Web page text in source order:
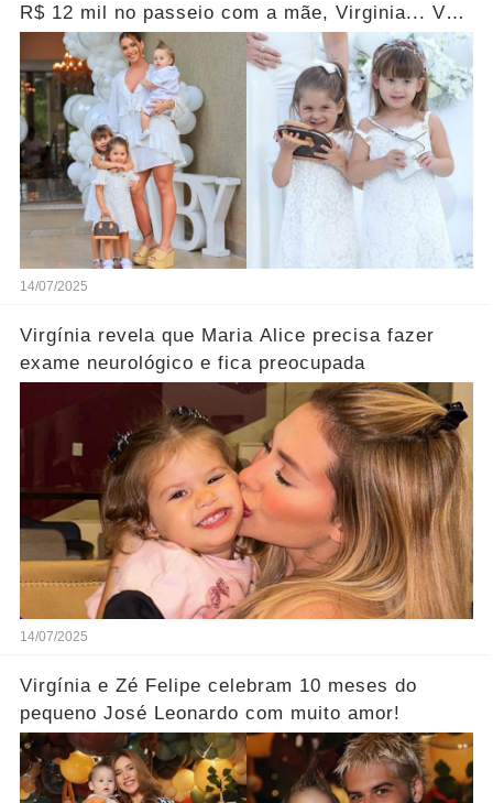
R$ 12 mil no passeio com a mãe, Virginia... Ver
fotos
14/07/2025
Virgínia revela que Maria Alice precisa fazer
exame neurológico e fica preocupada
14/07/2025
Virgínia e Zé Felipe celebram 10 meses do
pequeno José Leonardo com muito amor!